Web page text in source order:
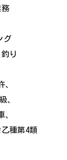
グ
り
、
、
、
種第4類